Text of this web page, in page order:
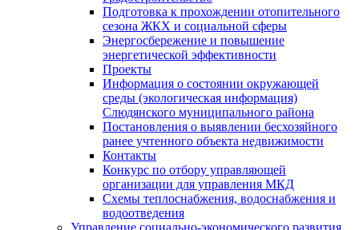
Подготовка к прохождении отопительного
сезона ЖКХ и социальной сферы
Энергосбережение и повышение
энергетической эффективности
Проекты
Информация о состоянии окружающей
среды (экологическая информация)
Слюдянского муниципального района
Постановления о выявлении бесхозяйного
ранее учтенного объекта недвижимости
Контакты
Конкурс по отбору управляющей
организации для управления МКД
Схемы теплоснабжения, водоснабжения и
водоотведения
Управление социально-экономического развития